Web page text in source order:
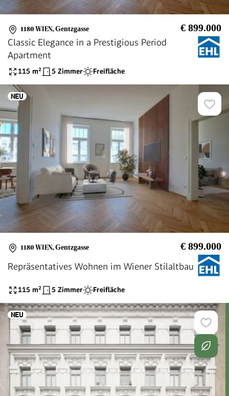
1180 WIEN, Gentzgasse € 899.000
Classic Elegance in a Prestigious Period
Apartment
115 m² 5 Zimmer Freifläche
1180 WIEN, Gentzgasse € 899.000
Repräsentatives Wohnen im Wiener Stilaltbau
115 m² 5 Zimmer Freifläche